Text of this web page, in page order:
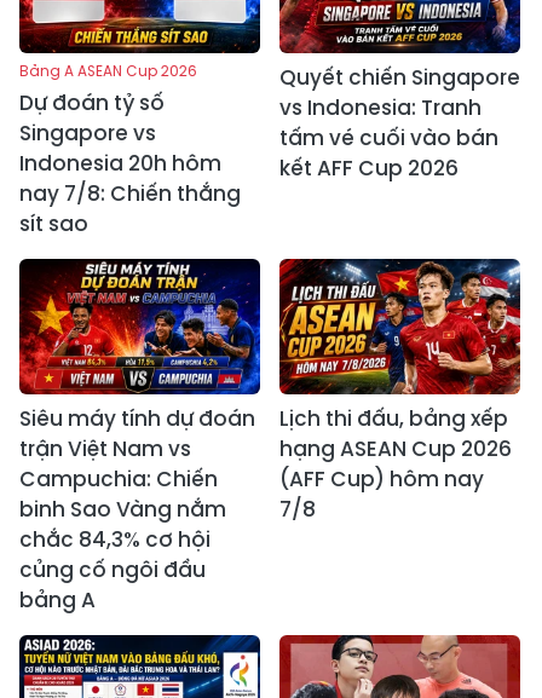
Bảng A ASEAN Cup 2026
Dự đoán tỷ số
Singapore vs
Indonesia 20h hôm
nay 7/8: Chiến thắng
sít sao
Quyết chiến Singapore
vs Indonesia: Tranh
tấm vé cuối vào bán
kết AFF Cup 2026
Siêu máy tính dự đoán
trận Việt Nam vs
Campuchia: Chiến
binh Sao Vàng nắm
chắc 84,3% cơ hội
củng cố ngôi đầu
bảng A
Lịch thi đấu, bảng xếp
hạng ASEAN Cup 2026
(AFF Cup) hôm nay
7/8